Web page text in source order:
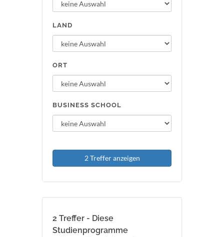
LAND
ORT
BUSINESS SCHOOL
2 Treffer anzeigen
2 Treffer - Diese
Studienprogramme